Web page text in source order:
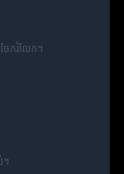
ែករំលែក។
។